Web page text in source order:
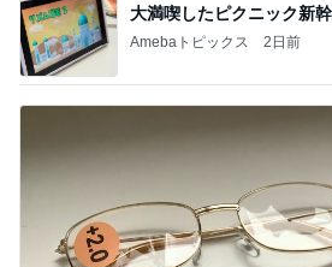
大満喫したピクニック新
Amebaトピックス 2日前